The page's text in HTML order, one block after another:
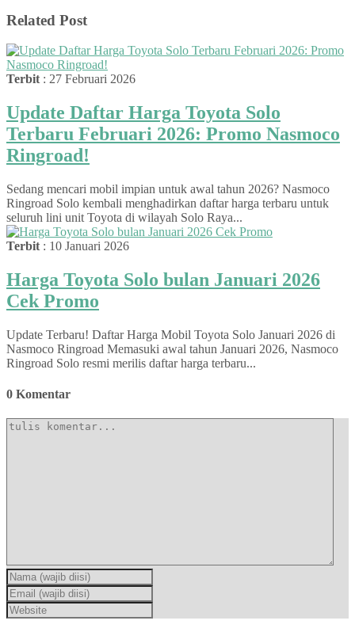
Related Post
Terbit : 27 Februari 2026
Update Daftar Harga Toyota Solo
Terbaru Februari 2026: Promo Nasmoco
Ringroad!
Sedang mencari mobil impian untuk awal tahun 2026? Nasmoco
Ringroad Solo kembali menghadirkan daftar harga terbaru untuk
seluruh lini unit Toyota di wilayah Solo Raya...
Terbit : 10 Januari 2026
Harga Toyota Solo bulan Januari 2026
Cek Promo
Update Terbaru! Daftar Harga Mobil Toyota Solo Januari 2026 di
Nasmoco Ringroad Memasuki awal tahun Januari 2026, Nasmoco
Ringroad Solo resmi merilis daftar harga terbaru...
0 Komentar